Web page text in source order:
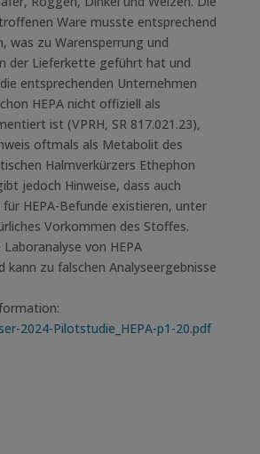
Ware musste entsprechend
was zu Warensperrung und
der Lieferkette geführt hat und
entsprechenden Unternehmen
HEPA nicht offiziell als
ist (VPRH, SR 817.021.23),
oftmals als Metabolit des
Halmverkürzers Ethephon
jedoch Hinweise, dass auch
für HEPA-Befunde existieren, unter
Vorkommen des Stoffes.
von HEPA
kann zu falschen Analyseergebnisse
2024-Pilotstudie_HEPA-p1-20.pdf